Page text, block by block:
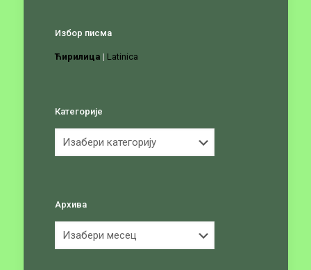
Избор писма
Ћирилица | Latinica
Категорије
Архива